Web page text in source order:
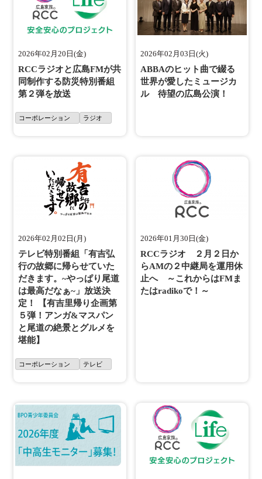
2026年02月20日(金)
RCCラジオと広島FMが共
同制作する防災特別番組
第２弾を放送
コーポレーション ラジオ
2026年02月03日(火)
ABBAのヒット曲で綴る
世界が愛したミュージカ
ル 待望の広島公演！
2026年02月02日(月)
テレビ特別番組「有吉弘
行の故郷に帰らせていた
だきます。~やっぱり尾道
は最高だなぁ~」放送決
定！ 【有吉里帰り企画第
５弾！アンガ&マスパン
と尾道の絶景とグルメを
堪能】
コーポレーション テレビ
2026年01月30日(金)
RCCラジオ ２月２日か
らAMの２中継局を運用休
止へ ～これからはFMま
たはradikoで！～